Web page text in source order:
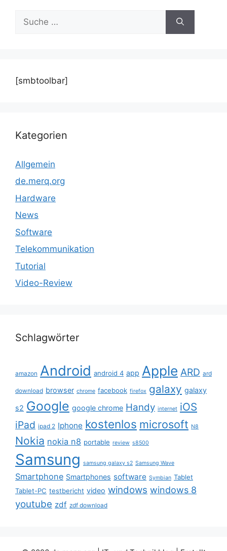
nach:
[smbtoolbar]
Kategorien
Allgemein
de.merq.org
Hardware
News
Software
Telekommunikation
Tutorial
Video-Review
Schlagwörter
amazon Android android 4 app Apple ARD ard
download browser chrome facebook firefox galaxy galaxy
s2 Google google chrome Handy internet iOS
iPad ipad 2 Iphone kostenlos microsoft N8
Nokia nokia n8 portable review s8500
Samsung samsung galaxy s2 Samsung Wave
Smartphone Smartphones software Symbian Tablet
Tablet-PC testbericht video windows windows 8
youtube zdf zdf download